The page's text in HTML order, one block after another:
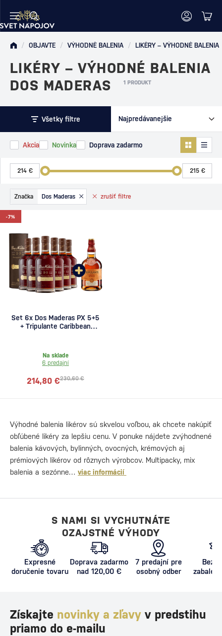
/ OBJAVTE / VÝHODNÉ BALENIA / LIKÉRY – VÝHODNÉ BALENIA
LIKÉRY – VÝHODNÉ BALENIA
DOS MADERAS
1 PRODUKT
Všetky filtre
Akcia Novinka Doprava zadarmo
zrušiť filtre
Značka Dos Maderas
-7%
Set 6x Dos Maderas PX 5+5
+ Tripulante Caribbean
Na sklade
6 predajní
230,60 €
214,80 €
Výhodné balenia likérov sú skvelou voľbou, ak chcete nakúpiť
obľúbené likéry za lepšiu cenu. V ponuke nájdete zvýhodnené
balenia kávových, bylinných, ovocných, krémových aj
prémiových likérov od rôznych výrobcov. Multipacky, mix
balenia a sezónne… viac informácií
S NAMI SI VYCHUTNÁTE
OZAJSTNÉ VÝHODY
Expresné
doručenie tovaru
Doprava zadarmo
nad 120,00 €
7 predajní pre
osobný odber
Získajte novinky a zľavy v predstihu
priamo do e-mailu